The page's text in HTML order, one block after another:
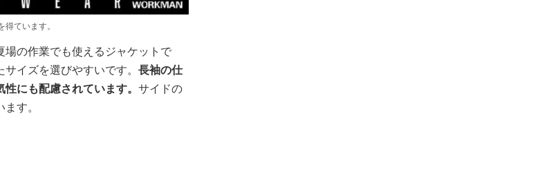
ています。
の作業でも使えるジャケットで
イズを選びやすいです。 長袖の仕
にも配慮されています。 サイドの
す。